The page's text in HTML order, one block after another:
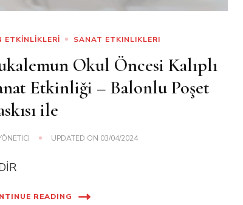
ETKİNLİKLERİ SANAT ETKINLIKLERI
Okul Öncesi Kalıplı
Etkinliği – Balonlu Poşet
ile
UPDATED ON 03/04/2024
READING